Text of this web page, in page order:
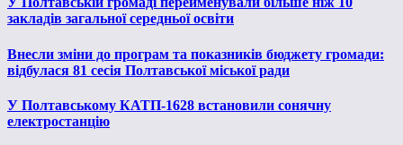
закладів загальної середньої освіти
Внесли зміни до програм та показників бюджету громади:
відбулася 81 сесія Полтавської міської ради
У Полтавському КАТП-1628 встановили сонячну
електростанцію